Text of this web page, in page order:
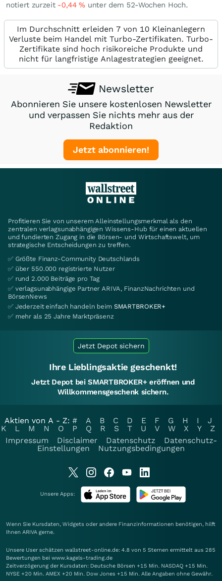
notiert zurzeit -0,44% unter dem 52-Wochen Hoch.
Im Durchschnitt erleiden 7 von 10 Kleinanlegern
Verluste beim Handel mit Turbo-Zertifikaten. Turbo-
Zertifikate sind hoch risikoreiche Produkte und
nicht für langfristige Anlagestrategien geeignet.
Newsletter
Abonnieren Sie unsere kostenlosen Newsletter
und verpassen Sie nichts mehr aus der
Redaktion
Jetzt abonnieren!
Profitieren Sie von unserem Alleinstellungsmerkmal als den
zentralen verlagsunabhängigen Wissens-Hub für einen aktuellen
und fundierten Zugang in die Börsen- und Wirtschaftswelt, um
strategische Entscheidungen zu treffen.
✅ Größte Finanz-Community Deutschlands
✅ über 550.000 registrierte Nutzer
✅ rund 2.000 Beiträge pro Tag
✅ verlagsunabhängige Partner ARIVA, FinanzNachrichten und
BörsenNews
✅ Jederzeit einfach handeln beim SMARTBROKER+
✅ mehr als 25 Jahre Marktpräsenz
Jetzt Depot sichern
Ihre Lieblingsaktie geschenkt!
Jetzt Depot bei SMARTBROKER+ eröffnen und
Willkommensgeschenk sichern.
Aktien von A - Z: # A B C D E F G H I
J
K
L M N O P Q R S T U V W X Y
Z
Impressum
Disclaimer Datenschutz
Datenschutz-
Einstellungen
Nutzungsbedingungen
Unsere Apps:
Wenn Sie Kursdaten, Widgets oder andere Finanzinformationen benötigen, hilft
Ihnen ARIVA gerne.
Unsere User schätzen wallstreet-online.de: 4.8 von 5 Sternen ermittelt aus 285
Bewertungen bei www.kagels-trading.de
Zeitverzögerung der Kursdaten: Deutsche Börsen +15 Min. NASDAQ +15 Min.
NYSE +20 Min. AMEX +20 Min. Dow Jones +15 Min. Alle Angaben ohne Gewähr.